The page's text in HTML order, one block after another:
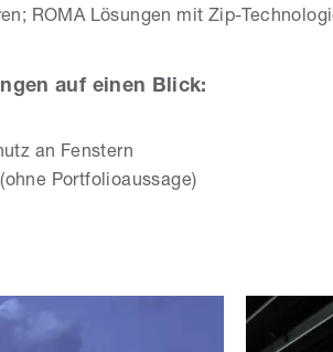
ROMA Lösungen mit Zip-
auf einen Blick:
an Fenstern
Portfolioaussage)